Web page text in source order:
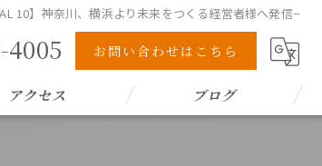
10】神奈川、横浜より未来をつくる経営者様へ発信−
4005 お問い合わせはこちら
アクセス ブログ